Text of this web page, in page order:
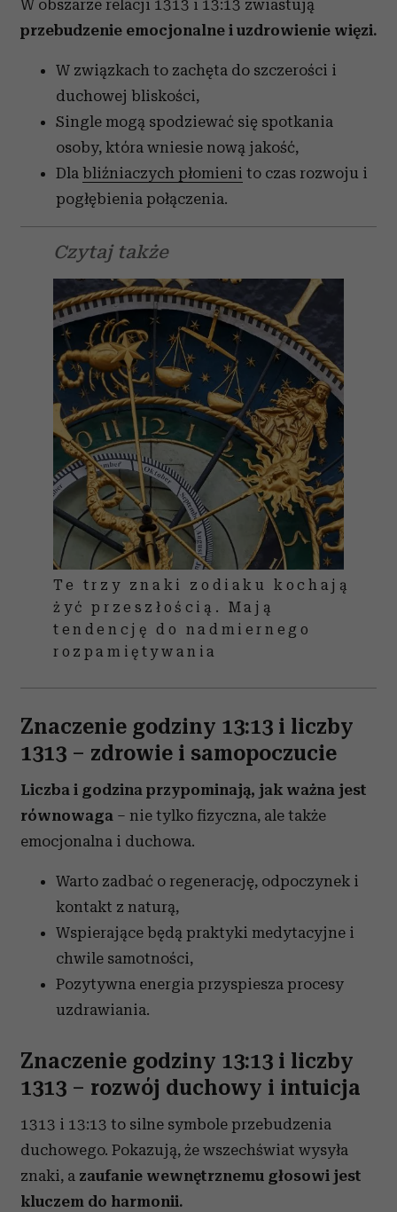
W obszarze relacji 1313 i 13:13 zwiastują
przebudzenie emocjonalne i uzdrowienie więzi.
W związkach to zachęta do szczerości i
duchowej bliskości,
Single mogą spodziewać się spotkania
osoby, która wniesie nową jakość,
Dla bliźniaczych płomieni to czas rozwoju i
pogłębienia połączenia.
Czytaj także
Te trzy znaki zodiaku kochają
żyć przeszłością. Mają
tendencję do nadmiernego
rozpamiętywania
Znaczenie godziny 13:13 i liczby
1313 – zdrowie i samopoczucie
Liczba i godzina przypominają, jak ważna jest
równowaga – nie tylko fizyczna, ale także
emocjonalna i duchowa.
Warto zadbać o regenerację, odpoczynek i
kontakt z naturą,
Wspierające będą praktyki medytacyjne i
chwile samotności,
Pozytywna energia przyspiesza procesy
uzdrawiania.
Znaczenie godziny 13:13 i liczby
1313 – rozwój duchowy i intuicja
1313 i 13:13 to silne symbole przebudzenia
duchowego. Pokazują, że wszechświat wysyła
znaki, a zaufanie wewnętrznemu głosowi jest
kluczem do harmonii.